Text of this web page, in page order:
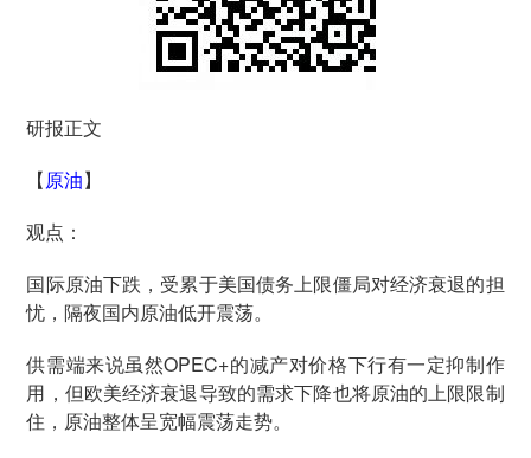
研报正文
【原油】
观点：
国际原油下跌，受累于美国债务上限僵局对经济衰退的担
忧，隔夜国内原油低开震荡。
供需端来说虽然OPEC+的减产对价格下行有一定抑制作
用，但欧美经济衰退导致的需求下降也将原油的上限限制
住，原油整体呈宽幅震荡走势。